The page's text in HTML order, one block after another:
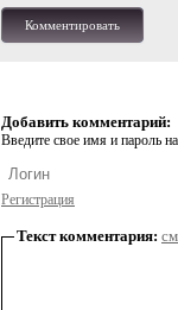
Комментировать
Добавить комментарий:
Введите свое имя и пароль
Регистрация
Текст комментария: